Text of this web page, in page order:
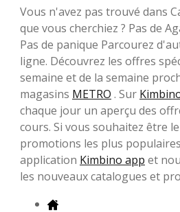
Vous n'avez pas trouvé dans
que vous cherchiez ? Pas de
Pas de panique Parcourez
ligne. Découvrez les offres
semaine et de la semaine
magasins METRO . Sur
chaque jour un aperçu des
cours. Si vous souhaitez être
promotions les plus
application Kimbino app et
les nouveaux catalogues et